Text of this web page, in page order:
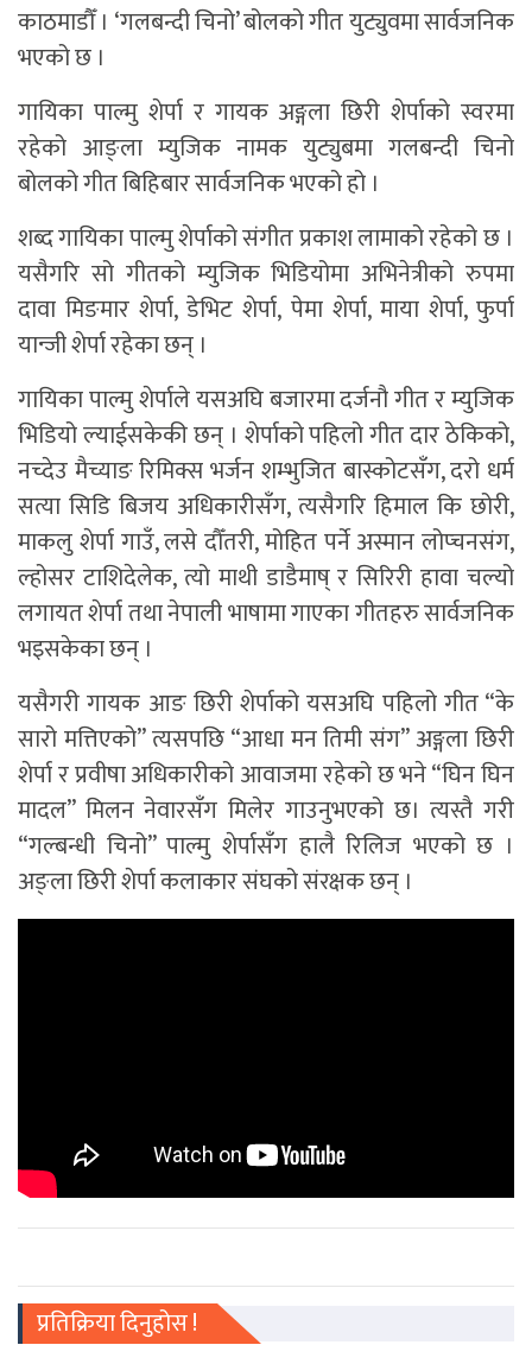
काठमाडौँ । ‘गलबन्दी चिनो’ बोलको गीत युट्युवमा सार्वजनिक
भएको छ ।
गायिका पाल्मु शेर्पा र गायक अङ्गला छिरी शेर्पाको स्वरमा
रहेको आङ्ला म्युजिक नामक युट्युबमा गलबन्दी चिनो
बोलको गीत बिहिबार सार्वजनिक भएको हो ।
शब्द गायिका पाल्मु शेर्पाको संगीत प्रकाश लामाको रहेको छ ।
यसैगरि सो गीतको म्युजिक भिडियोमा अभिनेत्रीको रुपमा
दावा मिङमार शेर्पा, डेभिट शेर्पा, पेमा शेर्पा, माया शेर्पा, फुर्पा
यान्जी शेर्पा रहेका छन् ।
गायिका पाल्मु शेर्पाले यसअघि बजारमा दर्जनौ गीत र म्युजिक
भिडियो ल्याईसकेकी छन् । शेर्पाको पहिलो गीत दार ठेकिको,
नच्देउ मैच्याङ रिमिक्स भर्जन शम्भुजित बास्कोटसँग, दरो धर्म
सत्या सिडि बिजय अधिकारीसँग, त्यसैगरि हिमाल कि छोरी,
माकलु शेर्पा गाउँ, लसे दौँतरी, मोहित पर्ने अस्मान लोप्चनसंग,
ल्होसर टाशिदेलेक, त्यो माथी डाडैमाष् र सिरिरी हावा चल्यो
लगायत शेर्पा तथा नेपाली भाषामा गाएका गीतहरु सार्वजनिक
भइसकेका छन् ।
यसैगरी गायक आङ छिरी शेर्पाको यसअघि पहिलो गीत “के
सारो मत्तिएको” त्यसपछि “आधा मन तिमी संग” अङ्गला छिरी
शेर्पा र प्रवीषा अधिकारीको आवाजमा रहेको छ भने “घिन घिन
मादल” मिलन नेवारसँग मिलेर गाउनुभएको छ। त्यस्तै गरी
“गल्बन्धी चिनो” पाल्मु शेर्पासँग हालै रिलिज भएको छ ।
अङ्ला छिरी शेर्पा कलाकार संघको संरक्षक छन् ।
प्रतिक्रिया दिनुहोस !